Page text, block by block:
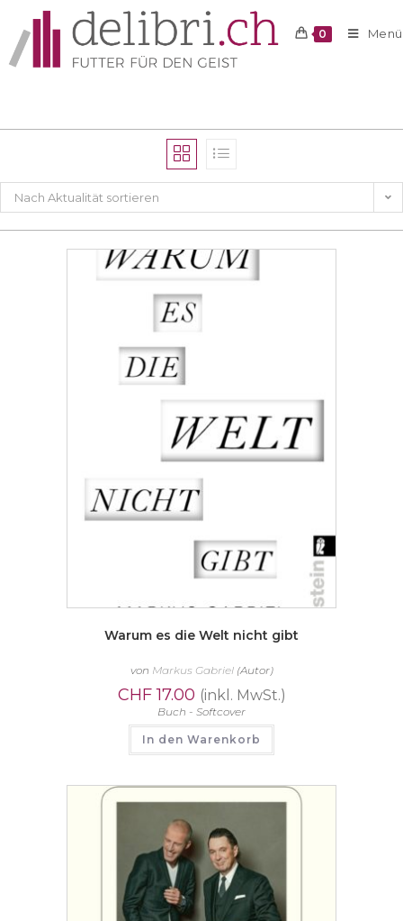
0 Menü
Nach Aktualität sortieren
Warum es die Welt nicht gibt
von Markus Gabriel(Autor)
CHF17.00 (inkl. MwSt.)
Buch - Softcover
In den Warenkorb